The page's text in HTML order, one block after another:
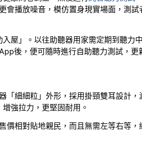
會播放噪音，模仿置身現實場面，測
入屋」。以往助聽器用家需定期到聽力
後，便可隨時進行自助聽力測試，更
「細細粒」外形，採用掛頸雙耳設計
強拉力，更堅固耐用。
相對貼地親民，而且無需左等右等